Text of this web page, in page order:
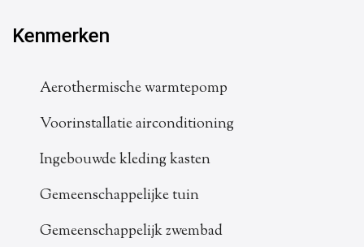
Kenmerken
Aerothermische warmtepomp
Voorinstallatie airconditioning
Ingebouwde kleding kasten
Gemeenschappelijke tuin
Gemeenschappelijk zwembad